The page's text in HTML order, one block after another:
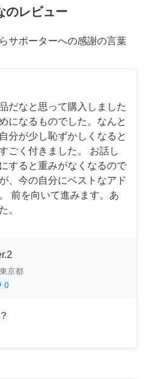
のレビュー
サポーターへの感謝の言葉
だなと思って購入しました
になるものでした。なんと
分が少し恥ずかしくなると
ごく付きました。 お話し
すると重みがなくなるので
、今の自分にベストなアド
前を向いて進みます。あ
。
東京都
0